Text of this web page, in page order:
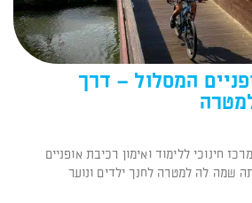
המסלול – דרך
חינוכי ללימוד ואימון רכיבת אופניים
שמה לה למטרה לחנך ילדים ונוער